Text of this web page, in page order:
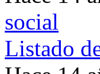
social
Listado